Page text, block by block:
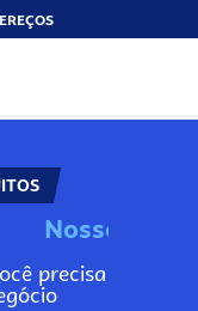
Nos
precisa